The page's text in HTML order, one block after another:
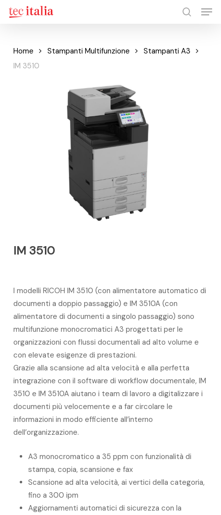
Skip
Home Stampanti Multifunzione
Stampanti A3
IM 3510
IM 3510
I modelli RICOH IM 3510 (con alimentatore automatico di
documenti a doppio passaggio) e IM 3510A (con
alimentatore di documenti a singolo passaggio) sono
multifunzione monocromatici A3 progettati per le
organizzazioni con flussi documentali ad alto volume e
con elevate esigenze di prestazioni.
Grazie alla scansione ad alta velocità e alla perfetta
integrazione con il software di workflow documentale, IM
3510 e IM 3510A aiutano i team di lavoro a digitalizzare i
documenti più velocemente e a far circolare le
informazioni in modo efficiente all’interno
dell’organizzazione.
A3 monocromatico a 35 ppm con funzionalità di
stampa, copia, scansione e fax
Scansione ad alta velocità, ai vertici della categoria,
fino a 300 ipm
Aggiornamenti automatici di sicurezza con la